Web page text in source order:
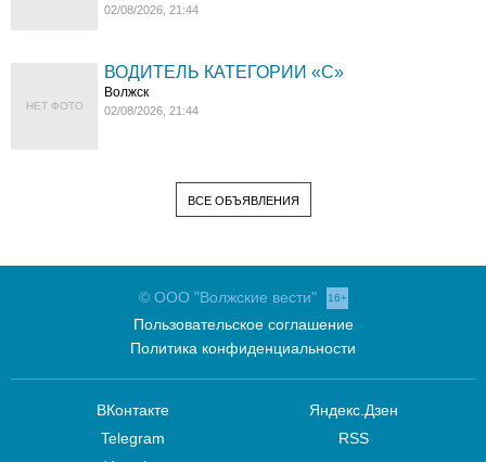
02/08/2026, 21:44
НЕТ ФОТО
ВОДИТЕЛЬ КАТЕГОРИИ «C»
Волжск
02/08/2026, 21:44
ВСЕ ОБЪЯВЛЕНИЯ
© ООО "Волжские вести" 16+
Пользовательское соглашение
Политика конфиденциальности
ВКонтакте
Telegram
Яндекс.Дзен
RSS